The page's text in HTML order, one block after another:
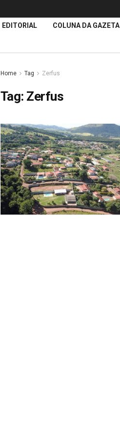
EDITORIAL COLUNA DA GAZETA
Home Tag Zerfus
Tag: Zerfus